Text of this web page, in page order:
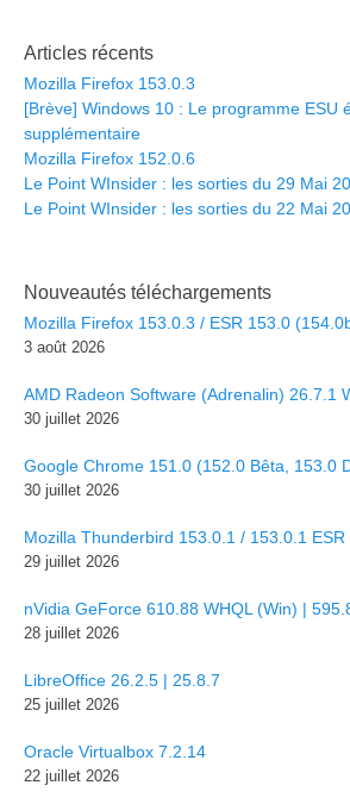
Articles récents
Mozilla Firefox 153.0.3
[Brève] Windows 10 : Le programme ESU
supplémentaire
Mozilla Firefox 152.0.6
Le Point WInsider : les sorties du 29 Mai
Le Point WInsider : les sorties du 22 Mai
Nouveautés téléchargements
Mozilla Firefox 153.0.3 / ESR 153.0
3 août 2026
AMD Radeon Software (Adrenalin) 26.7.1
30 juillet 2026
Google Chrome 151.0 (152.0 Bêta, 153.0
30 juillet 2026
Mozilla Thunderbird 153.0.1 / 153.0.1
29 juillet 2026
nVidia GeForce 610.88 WHQL (Win) |
28 juillet 2026
LibreOffice 26.2.5 | 25.8.7
25 juillet 2026
Oracle Virtualbox 7.2.14
22 juillet 2026